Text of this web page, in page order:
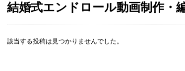
結婚式エンドロール動画制作・
該当する投稿は見つかりませんでした。